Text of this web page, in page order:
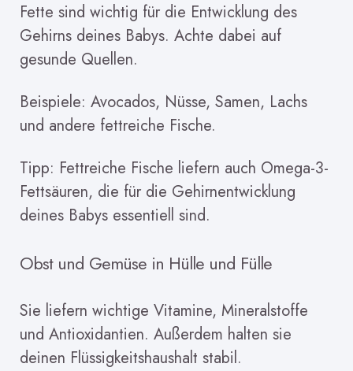
Fette sind wichtig für die Entwicklung des
Gehirns deines Babys. Achte dabei auf
gesunde Quellen.
Beispiele: Avocados, Nüsse, Samen, Lachs
und andere fettreiche Fische.
Tipp: Fettreiche Fische liefern auch Omega-3-
Fettsäuren, die für die Gehirnentwicklung
deines Babys essentiell sind.
Obst und Gemüse in Hülle und Fülle
Sie liefern wichtige Vitamine, Mineralstoffe
und Antioxidantien. Außerdem halten sie
deinen Flüssigkeitshaushalt stabil.